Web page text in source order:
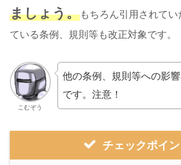
ましょう。もちろん引用されて
ている条例、規則等も改正対象です。
こむぞう
他の条例、規則等への影
です。注意！
チェックポイン